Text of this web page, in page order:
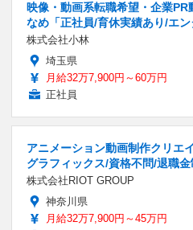
映像・動画系転職希望・企業
なめ「正社員/育休実績あり/エン
株式会社小林
埼玉県
月給32万7,900円～60万円
正社員
アニメーション動画制作クリエ
グラフィックス/資格不問/退職金
株式会社RIOT GROUP
神奈川県
月給32万7,900円～45万円